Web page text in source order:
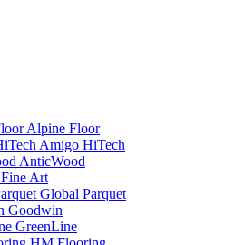
Alpine Floor
Amigo HiTech
AnticWood
Fine Art
Global Parquet
Goodwin
GreenLine